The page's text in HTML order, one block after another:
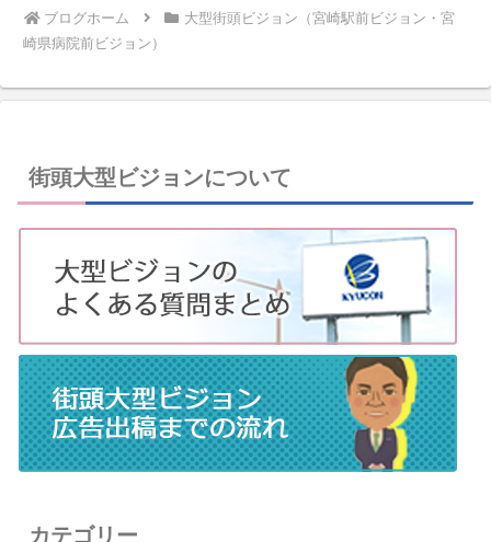
ブログホーム
大型街頭ビジョン（宮崎駅前ビジョン・宮
崎県病院前ビジョン）
街頭大型ビジョンについて
カテゴリー